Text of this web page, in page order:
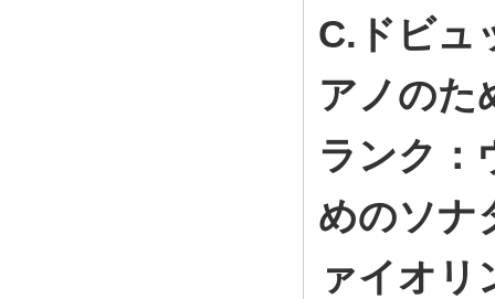
C.ドビュ
アノのた
ランク：
めのソナ
ァイオ